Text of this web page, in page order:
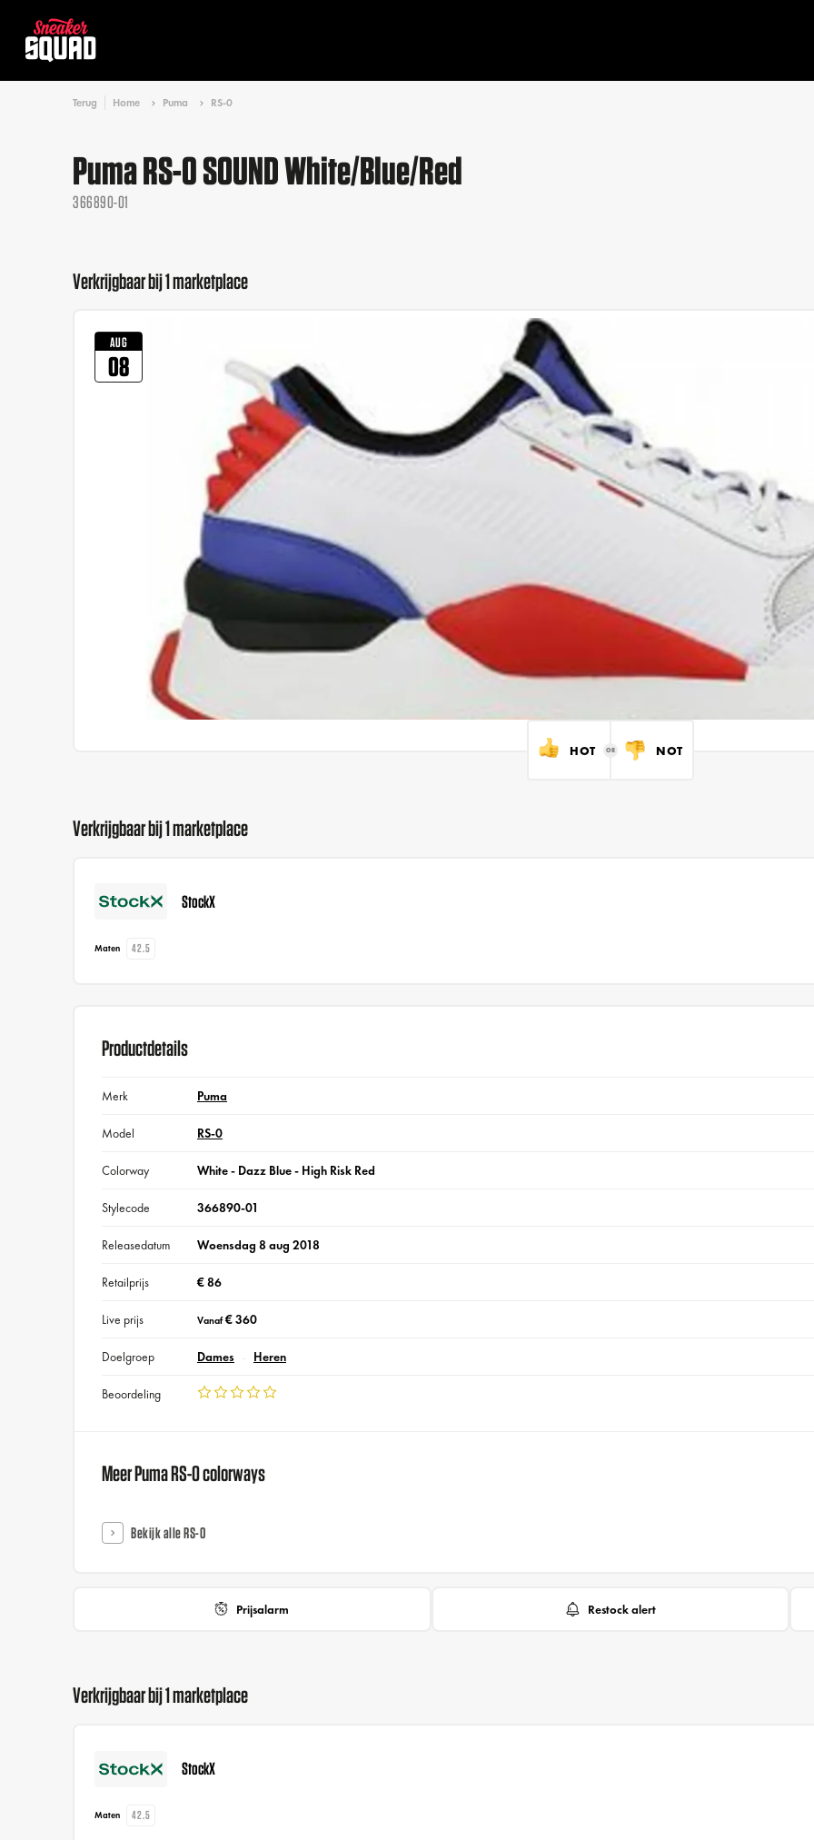
Terug Home Puma RS-0
Puma RS-0 SOUND White/Blue/Red
366890-01
Verkrijgbaar bij 1 marketplace
AUG
08
HOT NOT
Verkrijgbaar bij 1 marketplace
StockX
Maten 42.5
Productdetails
Merk Puma
Model RS-0
Colorway White - Dazz Blue - High Risk Red
Stylecode 366890-01
Releasedatum Woensdag 8 aug 2018
Retailprijs € 86
Live prijs Vanaf€ 360
Doelgroep Dames Heren
Beoordeling
Meer Puma RS-0 colorways
Bekijk alle RS-0
Prijsalarm Restock alert
Verkrijgbaar bij 1 marketplace
StockX
Maten 42.5